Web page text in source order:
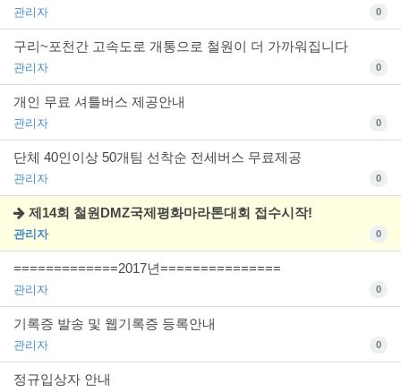
관리자 0
구리~포천간 고속도로 개통으로 철원이 더 가까워집니다
관리자 0
개인 무료 셔틀버스 제공안내
관리자 0
단체 40인이상 50개팀 선착순 전세버스 무료제공
관리자 0
제14회 철원DMZ국제평화마라톤대회 접수시작!
관리자 0
=============2017년===============
관리자 0
기록증 발송 및 웹기록증 등록안내
관리자 0
정규입상자 안내